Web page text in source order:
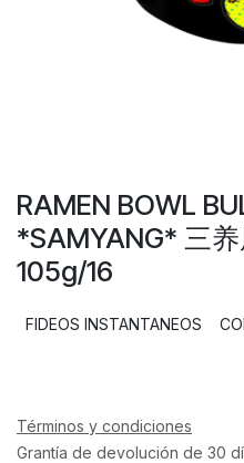
RAMEN BOWL
*SAMYANG* 三
105g/16
FIDEOS INSTANTANEOS
Términos y condiciones
Grantía de devolución de 30